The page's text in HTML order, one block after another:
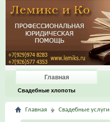
Главная
Свадебные хлопоты
Главная Свадебные услуги